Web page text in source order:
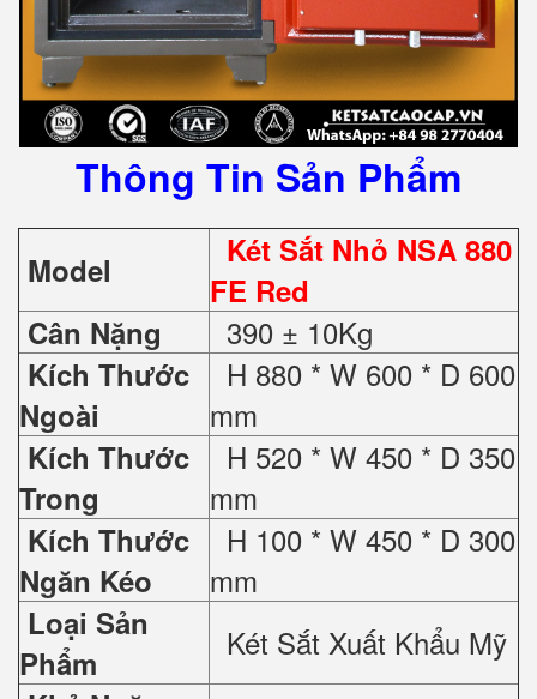
Thông Tin Sản Phẩm
Model
Két Sắt Nhỏ NSA 880
FE Red
Cân Nặng
390 ± 10Kg
Kích Thước
Ngoài
H 880 * W 600 * D 600
mm
Kích Thước
Trong
H 520 * W 450 * D 350
mm
Kích Thước
Ngăn Kéo
H 100 * W 450 * D 300
mm
Loại Sản
Phẩm
Két Sắt Xuất Khẩu Mỹ